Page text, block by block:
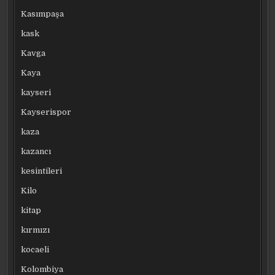
Kasımpaşa
kask
Kavga
Kaya
kayseri
Kayserispor
kaza
kazancı
kesintileri
Kilo
kitap
kırmızı
kocaeli
Kolombiya